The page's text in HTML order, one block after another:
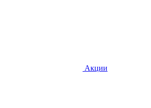
Акции